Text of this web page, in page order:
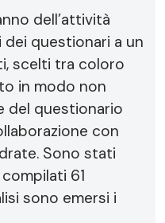
dell’attività
questionari a un
scelti tra coloro
in modo non
del questionario
con
Sono stati
61
sono emersi i